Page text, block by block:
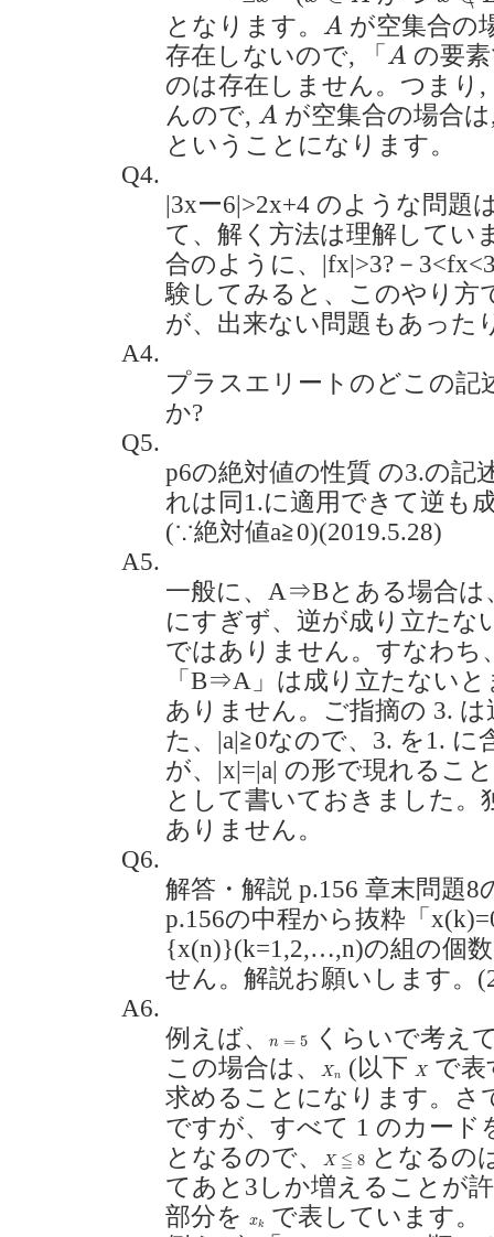
となります。 A
A が空集合の
存在しないので, 「 A
A の要
のは存在しません。つま
んので, A
A が空集合の場合
ということになります。
Q4.
|3xー6|>2x+4 のような問題
て、解く方法は理解してい
合のように、|fx|>3?－
験してみると、このやり方
が、出来ない問題もあった
A4.
プラスエリートのどこの記
か?
Q5.
p6の絶対値の性質 の3.の記
れは同1.に適用できて逆も
(∵絶対値a≧0)(2019.5.28)
A5.
一般に、A⇒Bとある場合
にすぎず、逆が成り立たな
ではありません。すなわ
「B⇒A」は成り立たない
ありません。ご指摘の 3.
た、|a|≧0なので、3. を1.
が、|x|=|a| の形で現れるこ
として書いておきました
ありません。
Q6.
解答・解説 p.156 章末問題
p.156の中程から抜粋「
{x(n)}(k=1,2,…,n)の組の個
せん。解説お願いします。
A6.
例えば、
n = 5
n=
くらいで考え
この場合は、
Xn
Xn (以下 X
Xで表
求めることになります。さ
ですが、すべて 1 のカー
となるので、
X ≦ 8
X≦8
となるの
てあと3しか増えることが
部分を
xk
xk で表しています。